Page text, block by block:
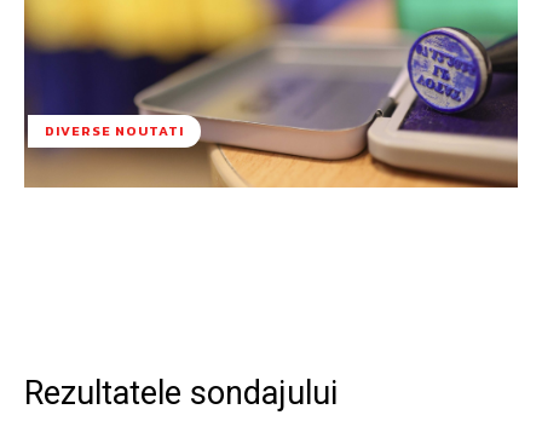
DIVERSE NOUTATI
Rezultatele sondajului